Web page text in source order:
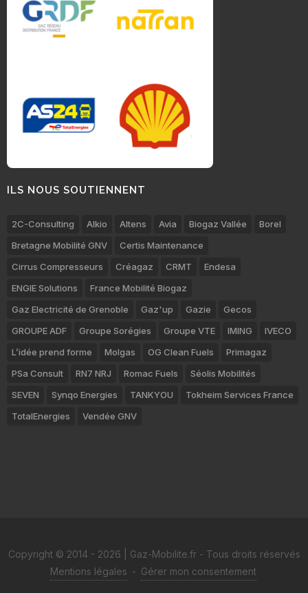
ILS NOUS SOUTIENNENT
2C-Consulting Alkio Altens Avia Biogaz Vallée
Borel
Bretagne Mobilité GNV
Certis Maintenance
Cirrus Compresseurs
Créagaz CRMT
Endesa
ENGIE Solutions
France Mobilité Biogaz
Gaz Electricité de Grenoble
Gaz'up Gazie
Gecos
GROUPE ADF
Groupe Sorégies Groupe VTE IMING
IVECO
L’idée prend forme
Molgas OG Clean Fuels
Primagaz
PSa Consult
RN7 NRJ Romac Fuels
Séolis Mobilités
SEVEN
Synqo Energies TANKYOU
Tokheim Services France
TotalEnergies
Vendée GNV
Copyright © 2014 - 2026 | Gaz-Mobilite.fr - Tous droits réservés
Mentions légales - Gérer mon consentement